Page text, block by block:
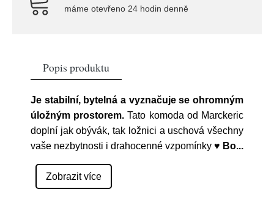
máme otevřeno 24 hodin denně
Popis produktu
Je stabilní, bytelná a vyznačuje se ohromným
úložným prostorem. Tato komoda od Marckeric
doplní jak obývák, tak ložnici a uschová všechny
vaše nezbytnosti i drahocenné vzpomínky ♥ Bo...
Zobrazit více